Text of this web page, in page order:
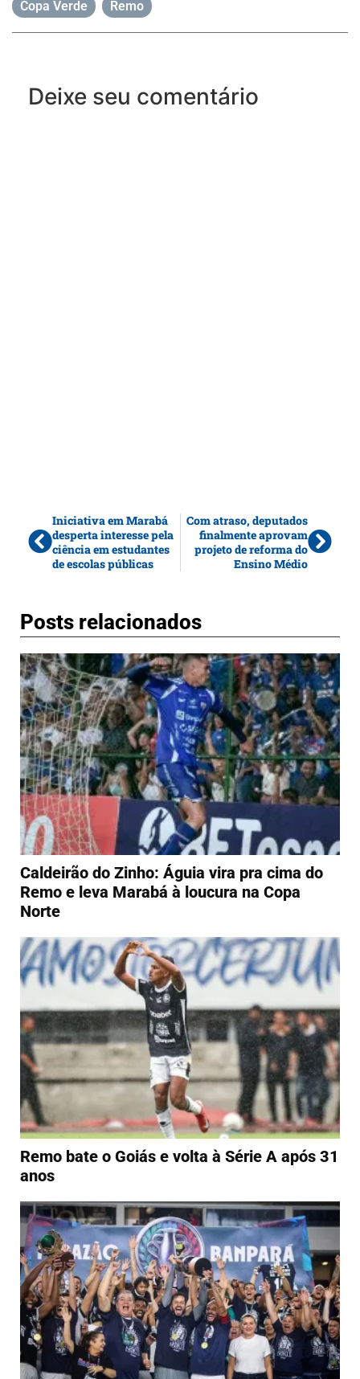
Copa Verde Remo
Deixe seu comentário
Iniciativa em Marabá
desperta interesse pela
ciência em estudantes
de escolas públicas
Com atraso, deputados
finalmente aprovam
projeto de reforma do
Ensino Médio
Posts relacionados
Caldeirão do Zinho: Águia vira pra cima do
Remo e leva Marabá à loucura na Copa
Norte
Remo bate o Goiás e volta à Série A após 31
anos